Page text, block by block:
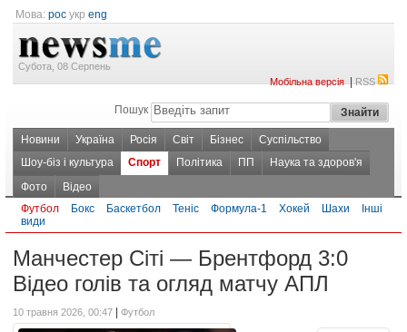
Мова: рос укр eng
Субота, 08 Серпень
Мобільна версія|RSS
Пошук
Новини Україна Росія Світ Бізнес
Суспільство
Шоу-біз і культура
Спорт Політика ПП
Наука та здоров'я
Фото
Відео
Футбол
Бокс Баскетбол Теніс Формула-1 Хокей Шахи
Інші
види
Манчестер Сіті — Брентфорд 3:0
Відео голів та огляд матчу АПЛ
10 травня 2026, 00:47 Футбол